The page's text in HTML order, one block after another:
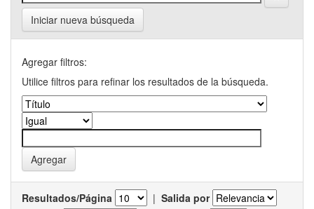
Iniciar nueva búsqueda
Agregar filtros:
Utilice filtros para refinar los resultados de la búsqueda.
Resultados/Página | Salida por